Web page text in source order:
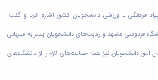
فرهنگی ـ ورزشی دانشجویان کشور اشاره کرد و گفت:
فردوسی مشهد و رقابت‌های دانشجویان پسر به میزبانی
امور دانشجویان نیز همه حمایت‌های لازم را از دانشگاه‌های